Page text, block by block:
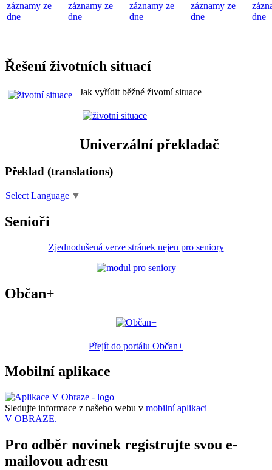
záznamy ze
dne
záznamy ze
dne
záznamy ze
dne
záznamy ze
dne
dne
Řešení životních situací
Jak vyřídit běžné životní situace
Univerzální překladač
Překlad (translations)
Select Language ▼
Senioři
Zjednodušená verze stránek nejen pro seniory
Občan+
Přejít do portálu Občan+
Mobilní aplikace
Sledujte informace z našeho webu v mobilní aplikaci –
V OBRAZE.
Pro odběr novinek registrujte svou e-
mailovou adresu